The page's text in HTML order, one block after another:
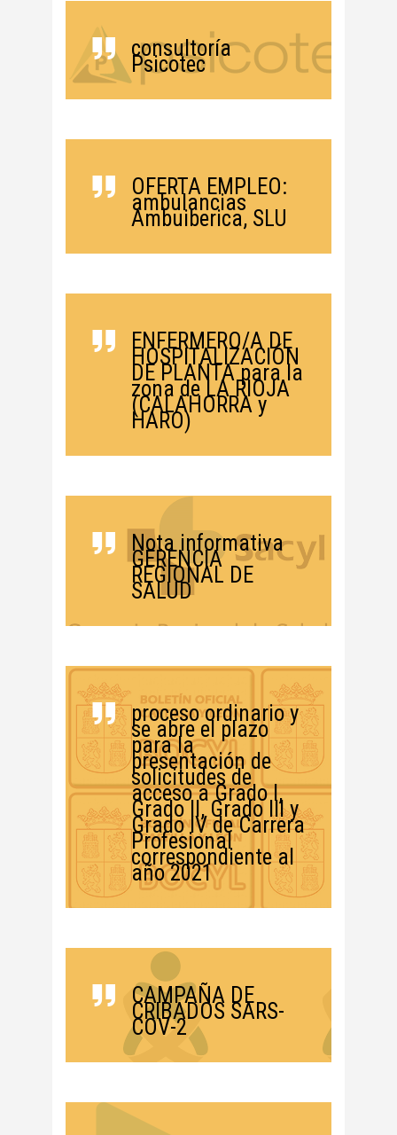
consultoría
Psicotec
OFERTA EMPLEO:
ambulancias
Ambuiberica, SLU
ENFERMERO/A DE
HOSPITALIZACIÓN
DE PLANTA para la
zona de LA RIOJA
(CALAHORRA y
HARO)
Nota informativa
GERENCIA
REGIONAL DE
SALUD
proceso ordinario y
se abre el plazo
para la
presentación de
solicitudes de
acceso a Grado I,
Grado II, Grado III y
Grado IV de Carrera
Profesional
correspondiente al
año 2021
CAMPAÑA DE
CRIBADOS SARS-
COV-2